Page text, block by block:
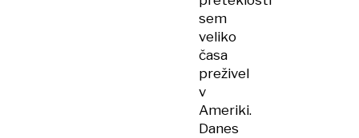
sem
veliko
časa
preživel
v
Ameriki.
Danes